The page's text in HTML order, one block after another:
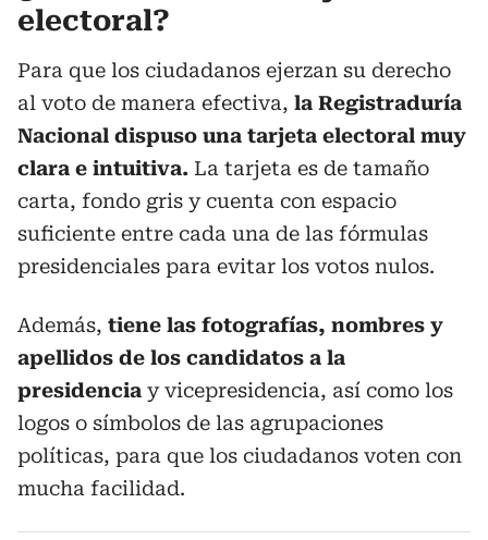
electoral?
Para que los ciudadanos ejerzan su derecho
al voto de manera efectiva, la Registraduría
Nacional dispuso una tarjeta electoral muy
clara e intuitiva. La tarjeta es de tamaño
carta, fondo gris y cuenta con espacio
suficiente entre cada una de las fórmulas
presidenciales para evitar los votos nulos.
Además, tiene las fotografías, nombres y
apellidos de los candidatos a la
presidencia y vicepresidencia, así como los
logos o símbolos de las agrupaciones
políticas, para que los ciudadanos voten con
mucha facilidad.